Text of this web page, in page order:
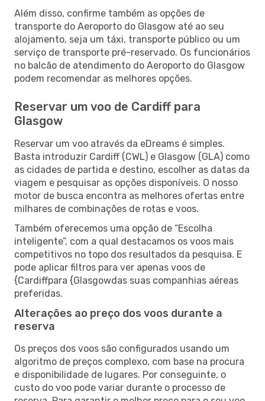
Além disso, confirme também as opções de
transporte do Aeroporto do Glasgow até ao seu
alojamento, seja um táxi, transporte público ou um
serviço de transporte pré-reservado. Os funcionários
no balcão de atendimento do Aeroporto do Glasgow
podem recomendar as melhores opções.
Reservar um voo de Cardiff para
Glasgow
Reservar um voo através da eDreams é simples.
Basta introduzir Cardiff (CWL) e Glasgow (GLA) como
as cidades de partida e destino, escolher as datas da
viagem e pesquisar as opções disponíveis. O nosso
motor de busca encontra as melhores ofertas entre
milhares de combinações de rotas e voos.
Também oferecemos uma opção de “Escolha
inteligente”, com a qual destacamos os voos mais
competitivos no topo dos resultados da pesquisa. E
pode aplicar filtros para ver apenas voos de
{Cardiffpara {Glasgowdas suas companhias aéreas
preferidas.
Alterações ao preço dos voos durante a
reserva
Os preços dos voos são configurados usando um
algoritmo de preços complexo, com base na procura
e disponibilidade de lugares. Por conseguinte, o
custo do voo pode variar durante o processo de